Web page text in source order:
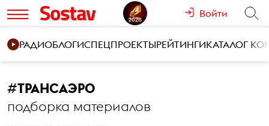
Войти
РАДИОБЛОГИСПЕЦПРОЕКТЫРЕЙТИНГИКАТАЛОГ
#ТРАНСАЭРО
подборка материалов